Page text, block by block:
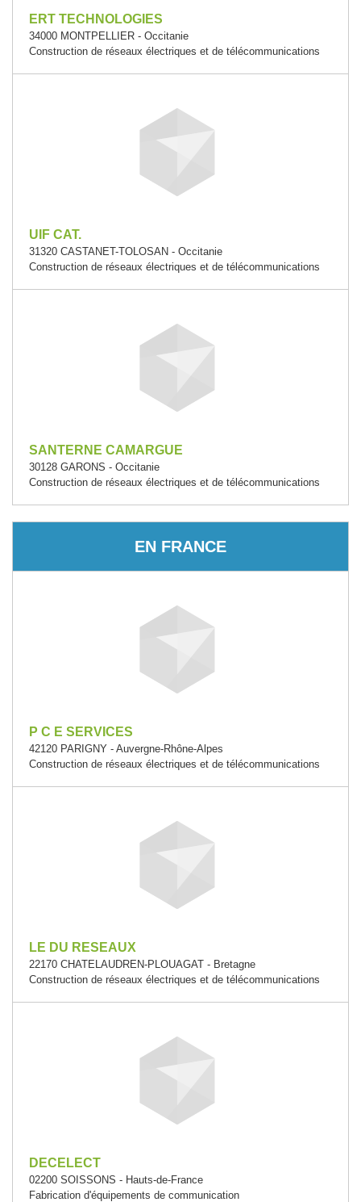
ERT TECHNOLOGIES
34000 MONTPELLIER - Occitanie
Construction de réseaux électriques et de télécommunications
UIF CAT.
31320 CASTANET-TOLOSAN - Occitanie
Construction de réseaux électriques et de télécommunications
SANTERNE CAMARGUE
30128 GARONS - Occitanie
Construction de réseaux électriques et de télécommunications
EN FRANCE
P C E SERVICES
42120 PARIGNY - Auvergne-Rhône-Alpes
Construction de réseaux électriques et de télécommunications
LE DU RESEAUX
22170 CHATELAUDREN-PLOUAGAT - Bretagne
Construction de réseaux électriques et de télécommunications
DECELECT
02200 SOISSONS - Hauts-de-France
Fabrication d'équipements de communication